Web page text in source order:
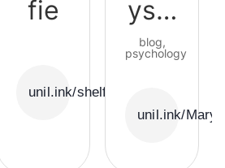
fie
unil.ink/shelfie
ysal
ivon
blog,
psychology
unil.ink/